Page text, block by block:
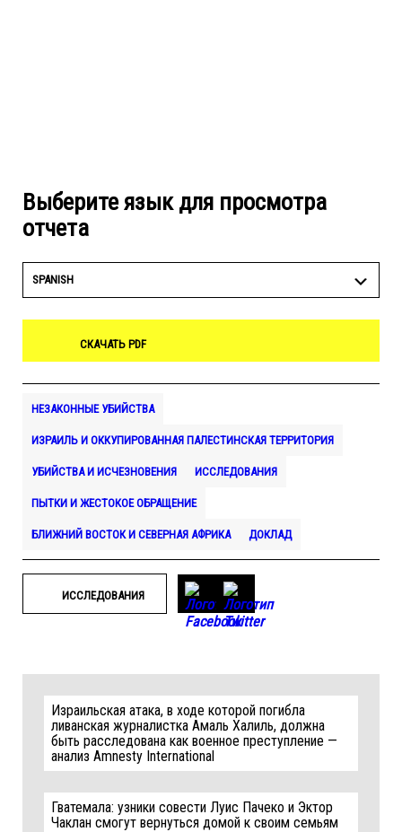
Выберите язык для просмотра
отчета
SPANISH
СКАЧАТЬ PDF
НЕЗАКОННЫЕ УБИЙСТВА
ИЗРАИЛЬ И ОККУПИРОВАННАЯ ПАЛЕСТИНСКАЯ ТЕРРИТОРИЯ
УБИЙСТВА И ИСЧЕЗНОВЕНИЯ ИССЛЕДОВАНИЯ
ПЫТКИ И ЖЕСТОКОЕ ОБРАЩЕНИЕ
БЛИЖНИЙ ВОСТОК И СЕВЕРНАЯ АФРИКА ДОКЛАД
ИССЛЕДОВАНИЯ
Израильская атака, в ходе которой погибла
ливанская журналистка Амаль Халиль, должна
быть расследована как военное преступление —
анализ Amnesty International
Гватемала: узники совести Луис Пачеко и Эктор
Чаклан смогут вернуться домой к своим семьям